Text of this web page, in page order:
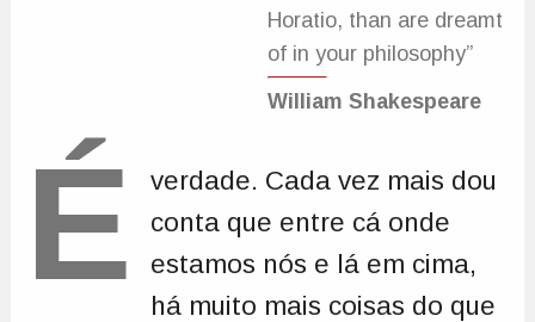
Horatio, than are dreamt
of in your philosophy”
William Shakespeare
É
verdade. Cada vez mais dou
conta que entre cá onde
estamos nós e lá em cima,
há muito mais coisas do que